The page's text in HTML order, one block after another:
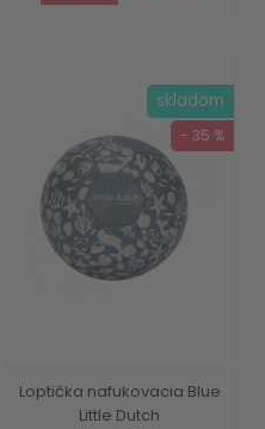
Loptička nafukovacia Blue
Little Dutch
skladom
- 35 %